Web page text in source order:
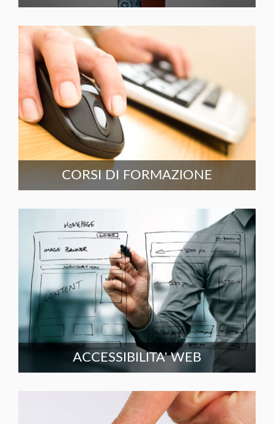
CORSI DI FORMAZIONE
ACCESSIBILITA' WEB